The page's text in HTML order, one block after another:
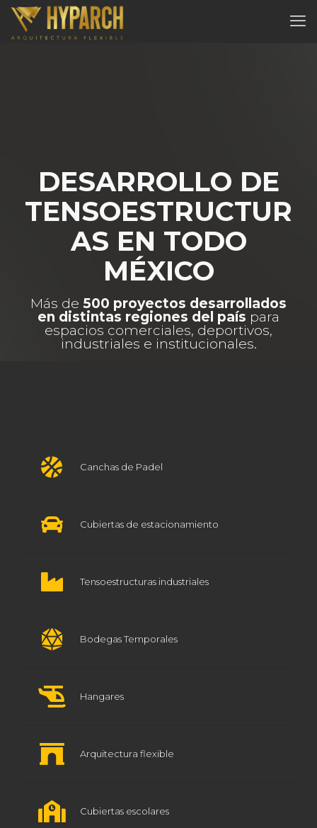
DESARROLLO DE
TENSOESTRUCTUR
AS EN TODO
MÉXICO
Más de 500 proyectos desarrollados
en distintas regiones del país para
espacios comerciales, deportivos,
industriales e institucionales.
Canchas de Padel
Cubiertas de estacionamiento
Tensoestructuras industriales
Bodegas Temporales
Hangares
Arquitectura flexible
Cubiertas escolares